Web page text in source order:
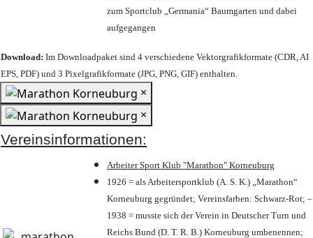
zum Sportclub „Germania“ Baumgarten und dabei
aufgegangen
Download: Im Downloadpaket sind 4 verschiedene Vektorgrafikformate (CDR, AI
EPS, PDF) und 3 Pixelgrafikformate (JPG, PNG, GIF) enthalten.
×
×
Vereinsinformationen:
Arbeiter Sport Klub "Marathon" Korneuburg
1926 = als Arbeitersportklub (A. S. K.) „Marathon“
Korneuburg gegründet; Vereinsfarben: Schwarz-Rot; –
1938 = musste sich der Verein in Deutscher Turn und
Reichs Bund (D. T. R. B.) Korneuburg umbenennen;